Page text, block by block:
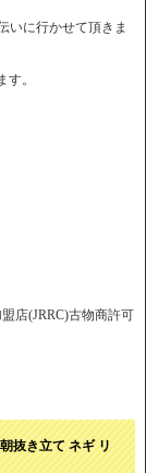
いに行かせて頂きま
。
店(JRRC)古物商許可
抜き立て ネギ リ